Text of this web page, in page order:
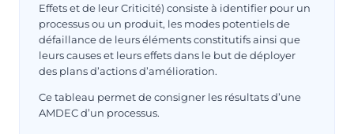
Effets et de leur Criticité) consiste à identifier pour un
processus ou un produit, les modes potentiels de
défaillance de leurs éléments constitutifs ainsi que
leurs causes et leurs effets dans le but de déployer
des plans d’actions d’amélioration.
Ce tableau permet de consigner les résultats d’une
AMDEC d’un processus.